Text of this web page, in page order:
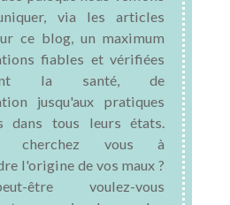
via les articles
ce blog, un maximum
fiables et vérifiées
la santé, de
jusqu'aux pratiques
dans tous leurs états.
cherchez vous à
l'origine de vos maux ?
être voulez-vous